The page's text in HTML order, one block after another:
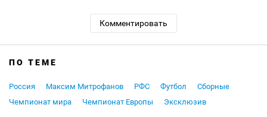
Комментировать
ПО ТЕМЕ
Россия Максим Митрофанов РФС Футбол
Сборные
Чемпионат мира
Чемпионат Европы Эксклюзив